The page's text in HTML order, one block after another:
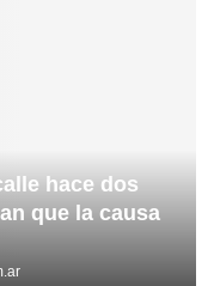
hace dos
que la causa